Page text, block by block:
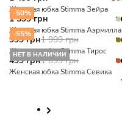
Женская юбка Stimma Зейра
1 599 грн
-50%
Женская юбка Stimma Аэрмилла
999 грн1 999 грн
-55%
Женская юбка Stimma Тирос
499 грн1 099 грн
НЕТ В НАЛИЧИИ
Женская юбка Stimma Севика